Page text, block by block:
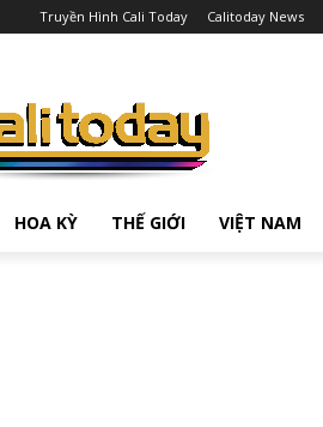
Truyền Hình Cali Today Calitoday News
HOA KỲ THẾ GIỚI VIỆT NAM